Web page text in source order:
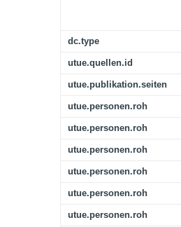
dc.type
utue.quellen.id
utue.publikation.seiten
utue.personen.roh
utue.personen.roh
utue.personen.roh
utue.personen.roh
utue.personen.roh
utue.personen.roh